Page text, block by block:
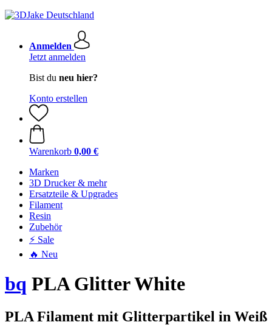
Anmelden
Jetzt anmelden
Bist du neu hier?
Konto erstellen
Warenkorb 0,00 €
Marken
3D Drucker & mehr
Ersatzteile & Upgrades
Filament
Resin
Zubehör
⚡ Sale
🔥 Neu
bq PLA Glitter White
PLA Filament mit Glitterpartikel in Weiß